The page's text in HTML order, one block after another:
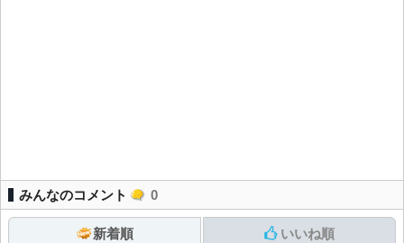
みんなのコメント 0
新着順 いいね順